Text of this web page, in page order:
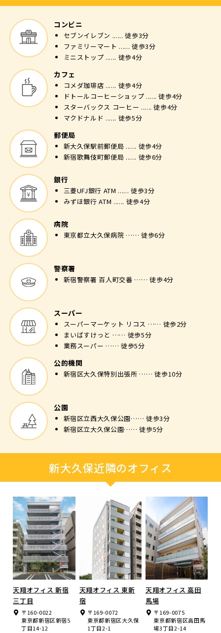
コンビニ
セブンイレブン ...... 徒歩3分
ファミリーマート ...... 徒歩3分
ミニストップ ...... 徒歩4分
カフェ
コメダ珈琲店 ...... 徒歩4分
ドトールコーヒーショップ ...... 徒歩4分
スターバックス コーヒー ...... 徒歩4分
マクドナルド ...... 徒歩5分
郵便局
新大久保駅前郵便局 ...... 徒歩4分
新宿歌舞伎町郵便局 ...... 徒歩6分
銀行
三菱UFJ銀行 ATM ...... 徒歩3分
みずほ銀行 ATM ...... 徒歩4分
病院
東京都立大久保病院 …… 徒歩6分
警察署
新宿警察署 百人町交番 …… 徒歩4分
スーパー
スーパーマーケット リコス …… 徒歩2分
まいばすけっと …… 徒歩5分
業務スーパー …… 徒歩5分
公的機関
新宿区大久保特別出張所 …… 徒歩10分
公園
新宿区立西大久保公園…… 徒歩3分
新宿区立大久保公園…… 徒歩5分
新大久保近隣のオフィス
天翔オフィス 新宿
三丁目
〒160-0022
東京都新宿区新宿5
丁目14-12
天翔オフィス 東新
宿
〒169-0072
東京都新宿区大久保
1丁目2-1
天翔オフィス 高田
馬場
〒169-0075
東京都新宿区高田馬
場3丁目2-14